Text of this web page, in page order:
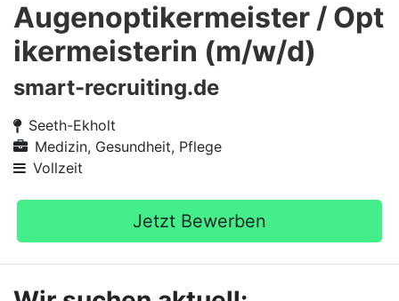
Augenoptikermeister / Opt
ikermeisterin (m/w/d)
smart-recruiting.de
Seeth-Ekholt
Medizin, Gesundheit, Pflege
Vollzeit
Jetzt Bewerben